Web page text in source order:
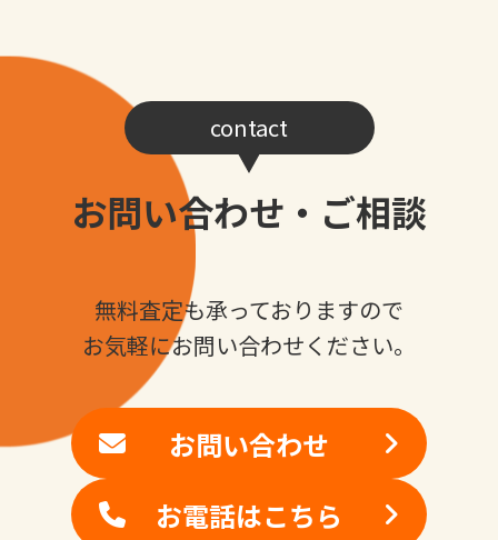
contact
お問い合わせ・ご相談
無料査定も承っておりますので
お気軽にお問い合わせください。
お問い合わせ
お電話はこちら